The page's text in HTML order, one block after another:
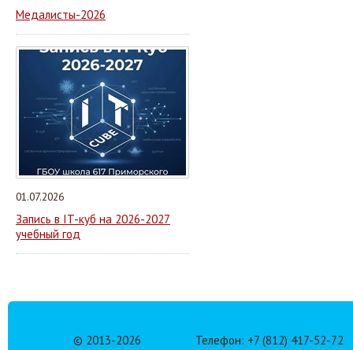
Медалисты-2026
01.07.2026
Запись в IT-куб на 2026-2027
учебный год
© 2013-2026 Телефон: +7 (812) 417-52-72